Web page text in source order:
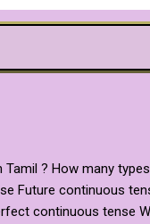
? How many
Future continuous
continuous tense